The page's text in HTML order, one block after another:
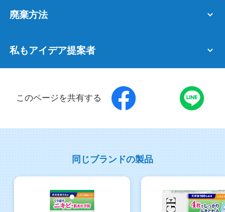
廃棄方法
私もアイデア提案者
このページを共有する
同じブランドの製品